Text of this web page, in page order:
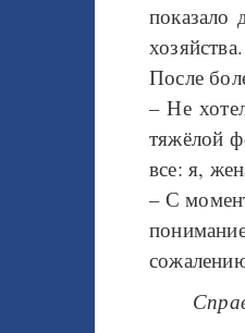
показало
хозяйства.
После
– Не
тяжёлой
все: я,
– С